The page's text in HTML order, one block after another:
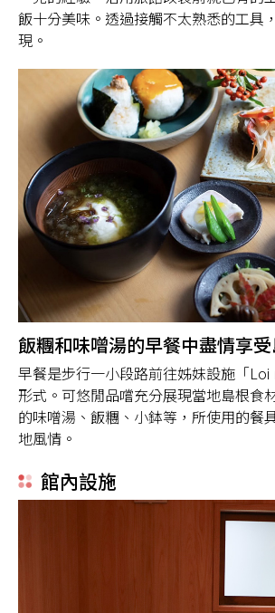
飯十分美味。透過接觸不太熟悉的工具
現。
飯糰和味噌湯的早餐中盡情享
早餐是步行一小段路前往姊妹設施「
形式。可悠閒品嚐充分展現當地島根食
的味噌湯、飯糰、小鉢等，所使用的餐
地風情。
館內設施